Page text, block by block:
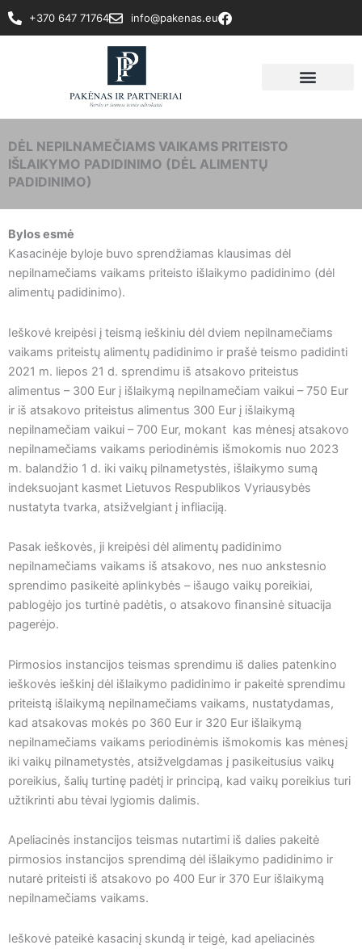
Pereiti
prie
+370 647 71764 info@pakenas.eu
DĖL NEPILNAMEČIAMS VAIKAMS PRITEISTO
IŠLAIKYMO PADIDINIMO (DĖL ALIMENTŲ
PADIDINIMO)
Bylos esmė
Kasacinėje byloje buvo sprendžiamas klausimas dėl
nepilnamečiams vaikams priteisto išlaikymo padidinimo (dėl
alimentų padidinimo).
Ieškovė kreipėsi į teismą ieškiniu dėl dviem nepilnamečiams
vaikams priteistų alimentų padidinimo ir prašė teismo padidinti
2021 m. liepos 21 d. sprendimu iš atsakovo priteistus
alimentus – 300 Eur į išlaikymą nepilnamečiam vaikui – 750 Eur
ir iš atsakovo priteistus alimentus 300 Eur į išlaikymą
nepilnamečiam vaikui – 700 Eur, mokant kas mėnesį atsakovo
nepilnamečiams vaikams periodinėmis išmokomis nuo 2023
m. balandžio 1 d. iki vaikų pilnametystės, išlaikymo sumą
indeksuojant kasmet Lietuvos Respublikos Vyriausybės
nustatyta tvarka, atsižvelgiant į infliaciją.
Pasak ieškovės, ji kreipėsi dėl alimentų padidinimo
nepilnamečiams vaikams iš atsakovo, nes nuo ankstesnio
sprendimo pasikeitė aplinkybės – išaugo vaikų poreikiai,
pablogėjo jos turtinė padėtis, o atsakovo finansinė situacija
pagerėjo.
Pirmosios instancijos teismas sprendimu iš dalies patenkino
ieškovės ieškinį dėl išlaikymo padidinimo ir pakeitė sprendimu
priteistą išlaikymą nepilnamečiams vaikams, nustatydamas,
kad atsakovas mokės po 360 Eur ir 320 Eur išlaikymą
nepilnamečiams vaikams periodinėmis išmokomis kas mėnesį
iki vaikų pilnametystės, atsižvelgdamas į pasikeitusius vaikų
poreikius, šalių turtinę padėtį ir principą, kad vaikų poreikius turi
užtikrinti abu tėvai lygiomis dalimis.
Apeliacinės instancijos teismas nutartimi iš dalies pakeitė
pirmosios instancijos sprendimą dėl išlaikymo padidinimo ir
nutarė priteisti iš atsakovo po 400 Eur ir 370 Eur išlaikymą
nepilnamečiams vaikams.
Ieškovė pateikė kasacinį skundą ir teigė, kad apeliacinės